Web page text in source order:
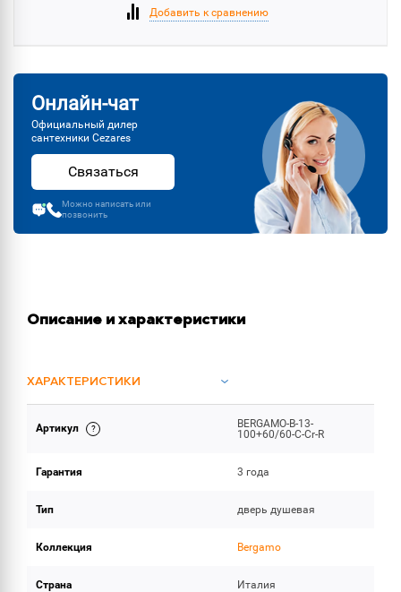
Добавить к сравнению
Онлайн-чат
Официальный дилер
сантехники Cezares
Связаться
Можно написать или
позвонить
Описание и характеристики
ХАРАКТЕРИСТИКИ
ОБЪЕМ ПОСТАВКИ
Артикул
BERGAMO-B-13-
100+60/60-C-Cr-R
Гарантия 3 года
Тип дверь душевая
Коллекция Bergamo
Страна Италия